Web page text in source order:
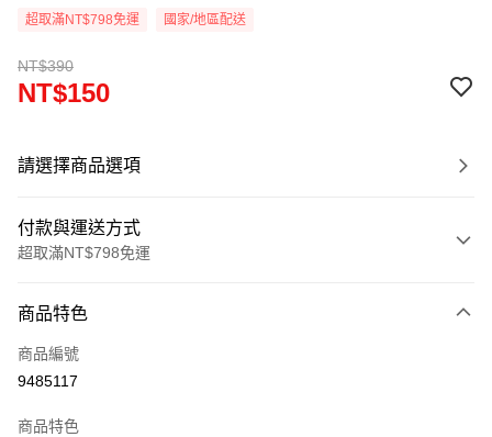
超取滿NT$798免運 國家/地區配送
NT$390
NT$150
請選擇商品選項
付款與運送方式
超取滿NT$798免運
信用卡一次付款
超商取貨付款
商品特色
商品編號
9485117
商品特色